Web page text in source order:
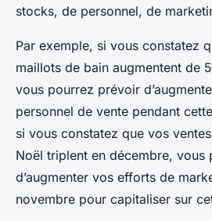
stocks, de personnel, de
Par exemple, si vous constatez
maillots de bain augmentent de
vous pourrez prévoir
personnel de vente pendant
si vous constatez que vos
Noël triplent en décembre, vous
d’augmenter vos efforts de
novembre pour capitaliser sur